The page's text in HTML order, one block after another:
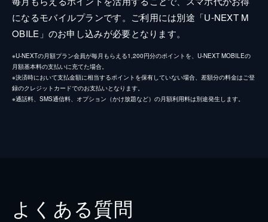
になるモバイルプランです。ご利用には別途「U-NEXT M
OBILE」のお申し込みが必要となります。
※U-NEXTの月額プラン会員が毎月もらえる1,200円分のポイントを、U-NEXT MOBILEの
月額基本料の支払いに充てた場合。
※決済時において支払金額に相当するポイントを保有していない場合、差額分の料金はご登
録のクレジットカードでのお支払いとなります。
※通話料、SMS通信料、オプション（かけ放題など）の月額利用料は別途発生します。
よくある質問